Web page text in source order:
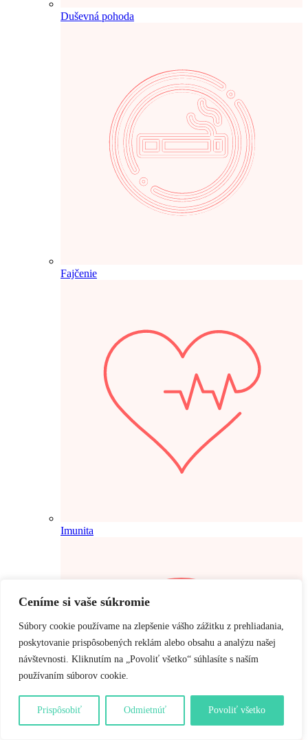
Ceníme si vaše súkromie
Súbory cookie používame na zlepšenie vášho zážitku z prehliadania,
poskytovanie prispôsobených reklám alebo obsahu a analýzu našej
návštevnosti. Kliknutím na „Povoliť všetko“ súhlasíte s naším
používaním súborov cookie.
Prispôsobiť Odmietnúť Povoliť všetko
Duševná pohoda
Fajčenie
Imunita